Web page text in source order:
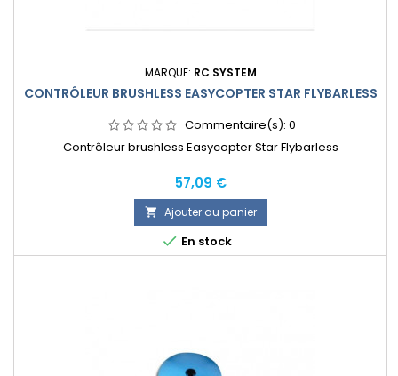
MARQUE: RC SYSTEM
CONTRÔLEUR BRUSHLESS EASYCOPTER STAR FLYBARLESS
Commentaire(s): 0
Contrôleur brushless Easycopter Star Flybarless
Prix
57,09 €
 Ajouter au panier
 En stock